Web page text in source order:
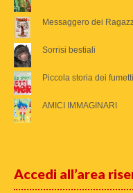
Messaggero dei
Sorrisi bestiali
Piccola storia dei
AMICI IMMAGINARI
Accedi all’area